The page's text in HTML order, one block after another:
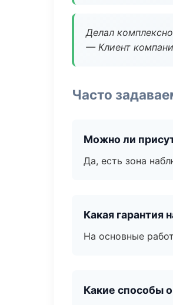
Делал
— Клиент
Часто
Можно ли
Да, есть зона
Какая гарантия
На основные
Какие способы